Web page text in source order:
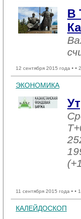
В
12 сентября 2015 года • •
ЭКОНОМИКА
11 сентября 2015 года • •
КАЛЕЙДОСКОП